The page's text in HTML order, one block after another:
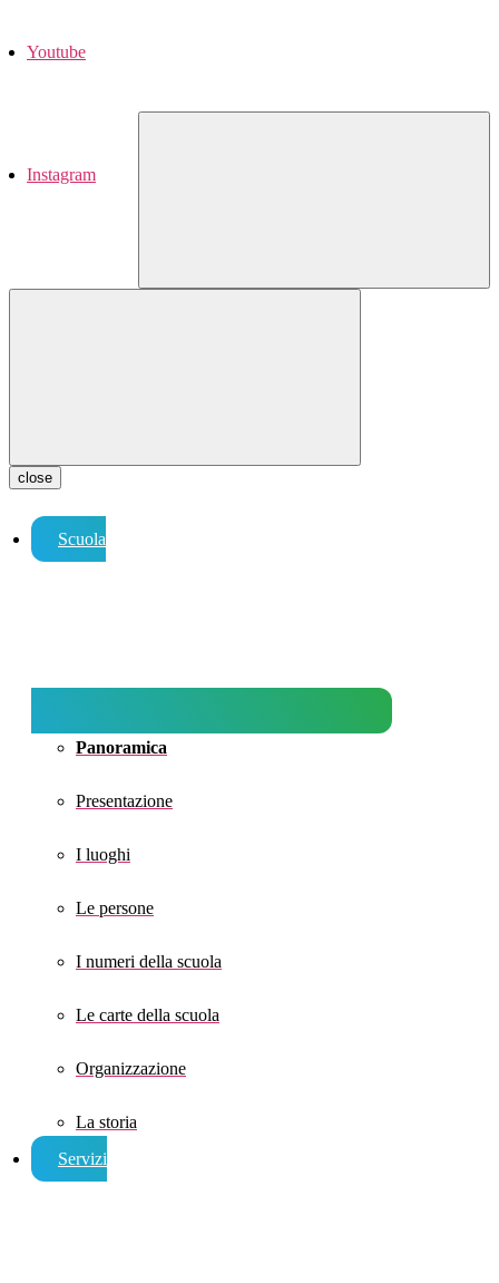
Youtube
Instagram
close
Scuola
Panoramica
Presentazione
I luoghi
Le persone
I numeri della scuola
Le carte della scuola
Organizzazione
La storia
Servizi